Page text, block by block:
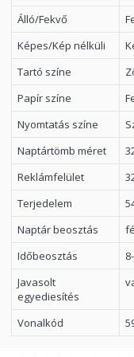
Álló/Fekvő
Képes/Kép nélküli
Tartó színe
Papír színe
Nyomtatás színe
Naptártömb méret
Reklámfelület
Terjedelem
Naptár beosztás
Időbeosztás
Javasolt
egyediesítés
Vonalkód